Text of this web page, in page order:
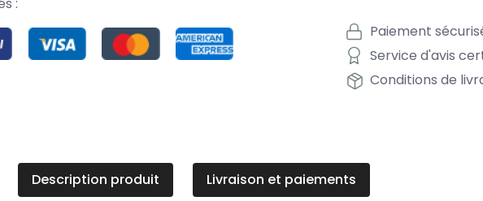
Paiement
Service d'avis
Conditions de
Description produit Livraison et paiements